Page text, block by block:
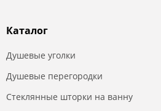
Каталог
Душевые уголки
Душевые перегородки
Стеклянные шторки на ванну